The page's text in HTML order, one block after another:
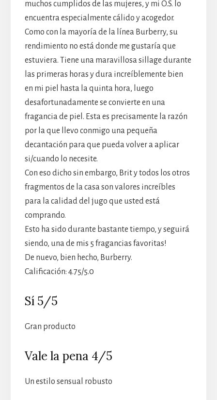
muchos cumplidos de las mujeres, y mi O.S. lo
encuentra especialmente cálido y acogedor.
Como con la mayoría de la línea Burberry, su
rendimiento no está donde me gustaría que
estuviera. Tiene una maravillosa sillage durante
las primeras horas y dura increíblemente bien
en mi piel hasta la quinta hora, luego
desafortunadamente se convierte en una
fragancia de piel. Esta es precisamente la razón
por la que llevo conmigo una pequeña
decantación para que pueda volver a aplicar
si/cuando lo necesite.
Con eso dicho sin embargo, Brit y todos los otros
fragmentos de la casa son valores increíbles
para la calidad del jugo que usted está
comprando.
Esto ha sido durante bastante tiempo, y seguirá
siendo, una de mis 5 fragancias favoritas!
De nuevo, bien hecho, Burberry.
Calificación: 4.75/5.0
Sí 5/5
Gran producto
Vale la pena 4/5
Un estilo sensual robusto